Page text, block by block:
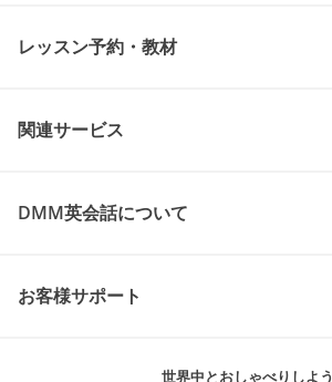
レッスン予約・教材
関連サービス
DMM英会話について
お客様サポート
世界中とおしゃべりしよう